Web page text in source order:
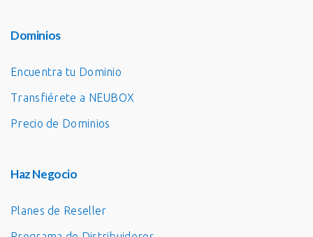
Dominios
Encuentra tu Dominio
Transfiérete a NEUBOX
Precio de Dominios
Haz Negocio
Planes de Reseller